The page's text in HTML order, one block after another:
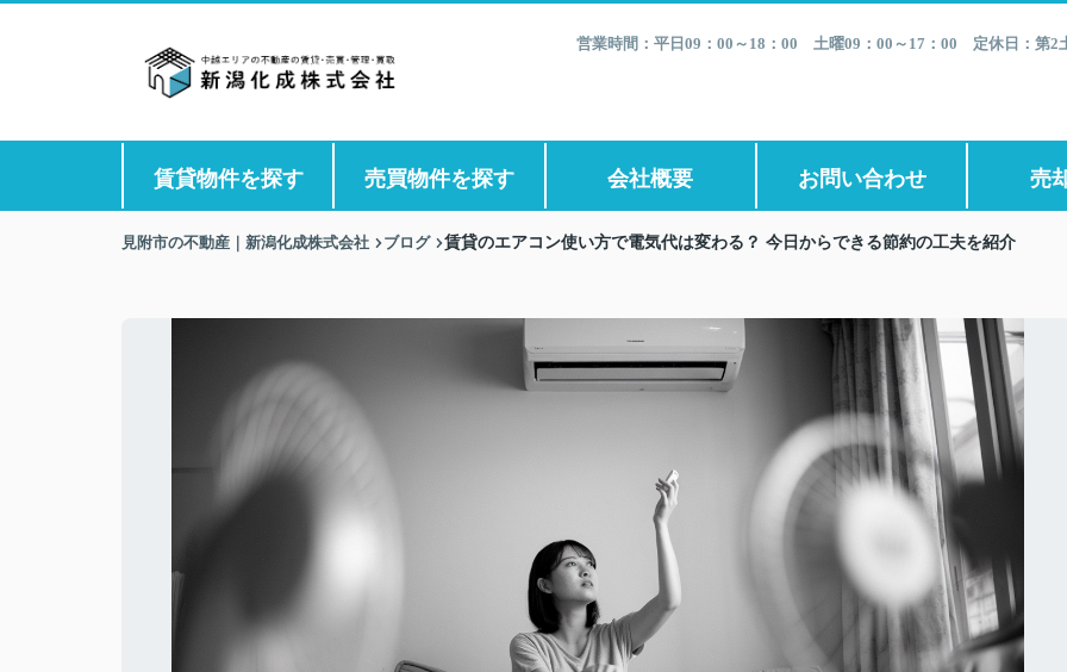
営業時間：平日09：00～18：00 土曜09：00～17：00 定休日：第
賃貸物件を探す 売買物件を探す 会社概要 お問い合わせ 売
見附市の不動産｜新潟化成株式会社 ブログ 賃貸のエアコン使い方で電気代は変わる？ 今日からできる節約の工夫を紹介